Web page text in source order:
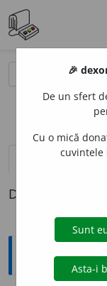
definiții (1)
Definiția cu ID-
🎉
De un sfert
Cu o mică
cuvintele